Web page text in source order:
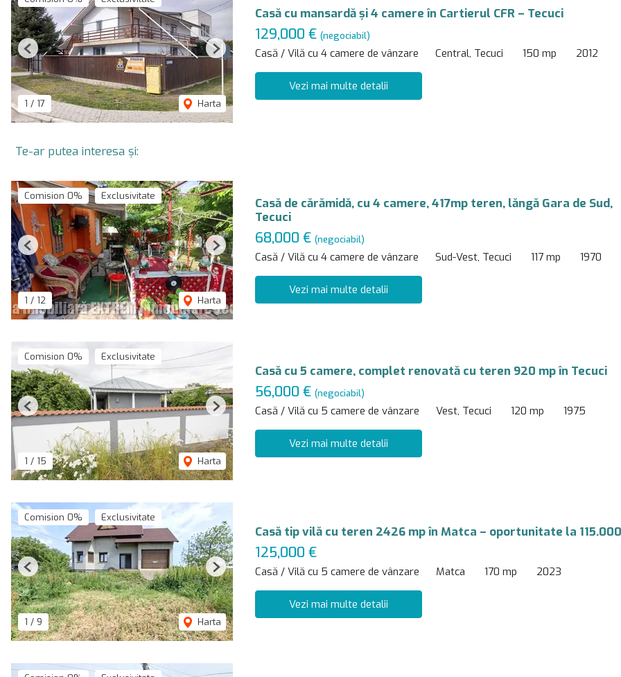
1 / 17 Harta
Previous Next
Casă cu mansardă și 4 camere în Cartierul CFR – Tecuci
129,000 € (negociabil)
Casă / Vilă cu 4 camere de vânzare Central, Tecuci 150 mp 2012
Vezi mai multe detalii
Te-ar putea interesa și:
Comision 0% Exclusivitate
1 / 12 Harta
Previous Next
Casă de cărămidă, cu 4 camere, 417mp teren, lăngă Gara de Sud,
Tecuci
68,000 € (negociabil)
Casă / Vilă cu 4 camere de vânzare Sud-Vest, Tecuci 117 mp 1970
Vezi mai multe detalii
Comision 0% Exclusivitate
1 / 15 Harta
Previous Next
Casă cu 5 camere, complet renovată cu teren 920 mp în Tecuci
56,000 € (negociabil)
Casă / Vilă cu 5 camere de vânzare Vest, Tecuci 120 mp 1975
Vezi mai multe detalii
Comision 0% Exclusivitate
1 / 9 Harta
Previous Next
Casă tip vilă cu teren 2426 mp în Matca – oportunitate la
125,000 €
Casă / Vilă cu 5 camere de vânzare Matca 170 mp 2023
Vezi mai multe detalii